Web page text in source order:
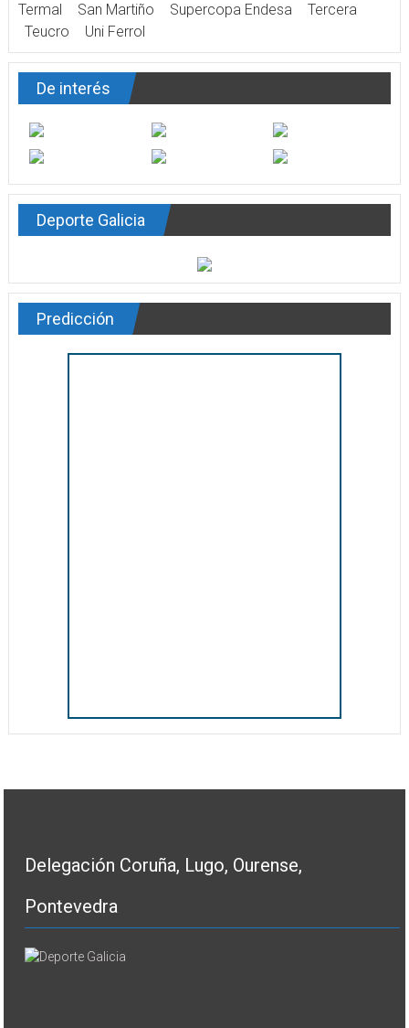
Termal
San Martiño Supercopa Endesa
Tercera
Teucro
Uni Ferrol
De interés
Deporte Galicia
Predicción
Delegación Coruña, Lugo, Ourense,
Pontevedra